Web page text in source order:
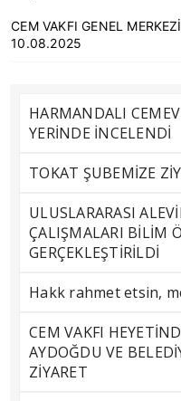
CEM VAKFI GENEL MERKEZİ
10.08.2025
HARMANDALI
YERİNDE İNCELENDİ
TOKAT ŞUBEMİZE
ULUSLARARASI
ÇALIŞMALARI BİLİM
GERÇEKLEŞTİRİLDİ
Hakk rahmet etsin,
CEM VAKFI
AYDOĞDU VE
ZİYARET